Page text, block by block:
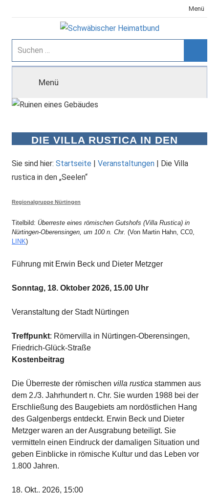
Inhalt
Menü
Schwäbischer
Heimatbund
Suchen
nach:
Menü
DIE VILLA RUSTICA IN DEN
Sie sind hier: Startseite | Veranstaltungen | Die Villa
rustica in den „Seelen“
Regionalgruppe Nürtingen
Titelbild: Überreste eines römischen Gutshofs (Villa Rustica) in
Nürtingen-Oberensingen, um 100 n. Chr. (Von Martin Hahn, CC0,
LINK)
Führung mit Erwin Beck und Dieter Metzger
Sonntag, 18. Oktober 2026, 15.00 Uhr
Veranstaltung der Stadt Nürtingen
Treffpunkt: Römervilla in Nürtingen-Oberensingen,
Friedrich-Glück-Straße
Kostenbeitrag
Die Überreste der römischen villa rustica stammen aus
dem 2./3. Jahrhundert n. Chr. Sie wurden 1988 bei der
Erschließung des Baugebiets am nordöstlichen Hang
des Galgenbergs entdeckt. Erwin Beck und Dieter
Metzger waren an der Ausgrabung beteiligt. Sie
vermitteln einen Eindruck der damaligen Situation und
geben Einblicke in römische Kultur und das Leben vor
1.800 Jahren.
18. Okt.. 2026, 15:00